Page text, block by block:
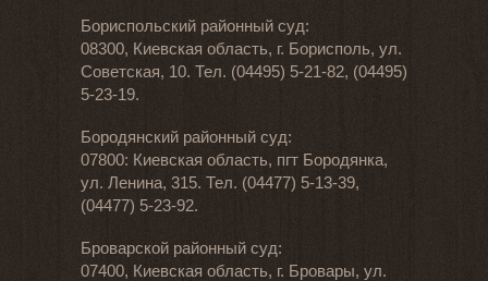
Бориспольский районный суд:
08300, Киевская область, г. Борисполь, ул.
Советская, 10. Тел. (04495) 5-21-82, (04495)
5-23-19.
Бородянский районный суд:
07800: Киевская область, пгт Бородянка,
ул. Ленина, 315. Тел. (04477) 5-13-39,
(04477) 5-23-92.
Броварской районный суд:
07400, Киевская область, г. Бровары, ул.